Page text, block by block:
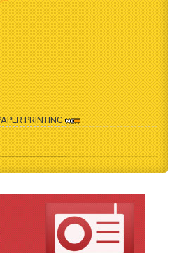
PRINTING
Date Extesion
காலாண்டு ஆய்விதழ் - 2026